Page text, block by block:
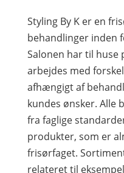
Styling By K er en
behandlinger inden
Salonen har til huse
arbejdes med
afhængigt af
kundes ønsker. Alle
fra faglige
produkter, som er
frisørfaget.
relateret til